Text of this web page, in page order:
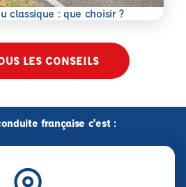
classique : que choisir ?
LES CONSEILS
française c'est :